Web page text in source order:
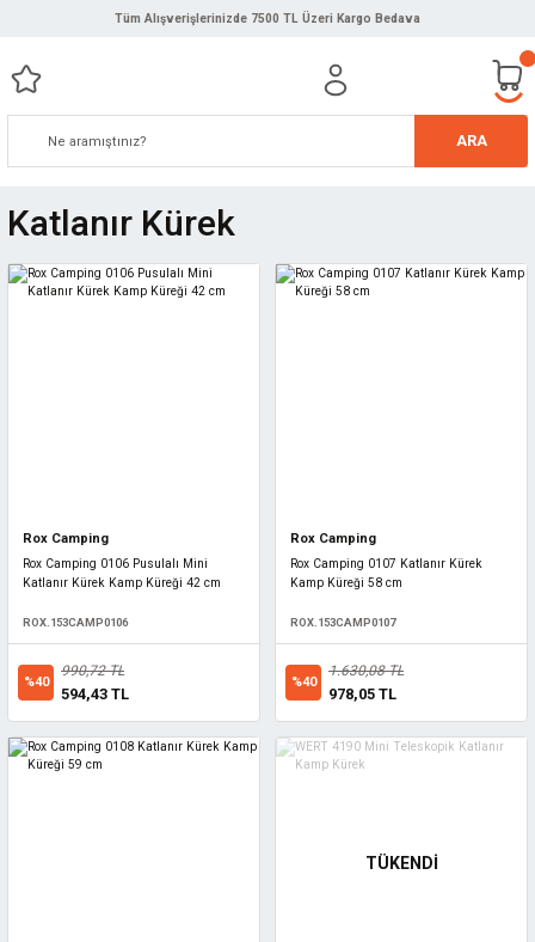
Tüm Alışverişlerinizde 7500 TL Üzeri Kargo Bedava
ARA
Katlanır Kürek
Rox Camping
Rox Camping 0106 Pusulalı Mini
Katlanır Kürek Kamp Küreği 42 cm
ROX.153CAMP0106
%40
990,72 TL
594,43 TL
Rox Camping
Rox Camping 0107 Katlanır Kürek
Kamp Küreği 58 cm
ROX.153CAMP0107
%40
1.630,08 TL
978,05 TL
TÜKENDİ